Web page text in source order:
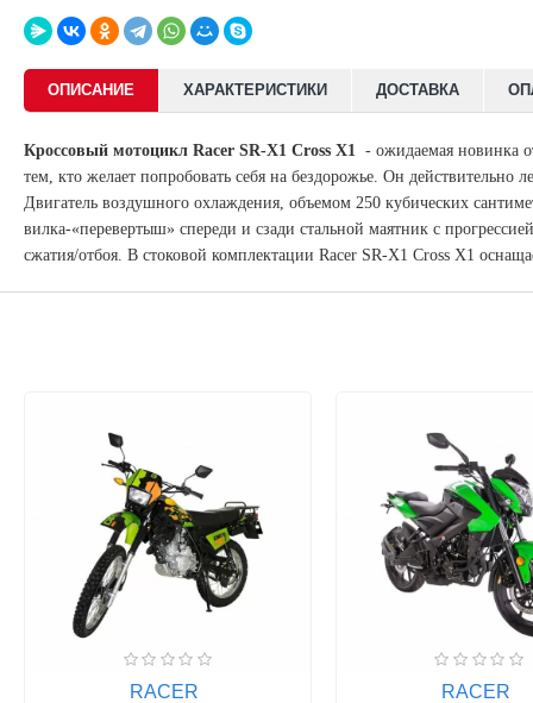
ОПИСАНИЕ ХАРАКТЕРИСТИКИ ДОСТАВКА
Кроссовый мотоцикл Racer SR-X1 Cross X1 - ожидаемая новинка
тем, кто желает попробовать себя на бездорожье. Он
Двигатель воздушного охлаждения, объемом 250 кубических
вилка-«перевертыш» спереди и сзади стальной маятник с
сжатия/отбоя. В стоковой комплектации Racer SR-X1 Cross X1
RACER RACER